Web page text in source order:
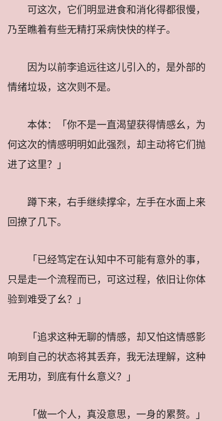
可这次，它们明显进食和消化得都很慢，
乃至瞧着有些无精打采病快快的样子。
因为以前李追远往这儿引入的，是外部的
情绪垃圾，这次则不是。
本体：「你不是一直渴望获得情感幺，为
何这次的情感明明如此强烈，却主动将它们抛
进了这里？」
蹲下来，右手继续撑伞，左手在水面上来
回撩了几下。
「已经笃定在认知中不可能有意外的事，
只是走一个流程而已，可这过程，依旧让你体
验到难受了幺？」
「追求这种无聊的情感，却又怕这情感影
响到自己的状态将其丢弃，我无法理解，这种
无用功，到底有什幺意义？」
「做一个人，真没意思，一身的累赘。」